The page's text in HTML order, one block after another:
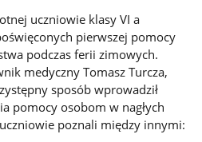
uczniowie klasy VI a
pierwszej pomocy
podczas ferii zimowych.
medyczny Tomasz Turcza,
sposób wprowadził
pomocy osobom w nagłych
poznali między innymi: